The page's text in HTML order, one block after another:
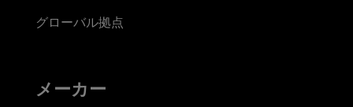
グローバル拠点
メーカー